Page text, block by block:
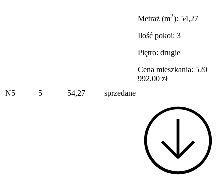
N5 5 54,27 sprzedane
Metraż (m2): 54,27
Ilość pokoi: 3
Piętro: drugie
Cena mieszkania: 520
992,00 zł